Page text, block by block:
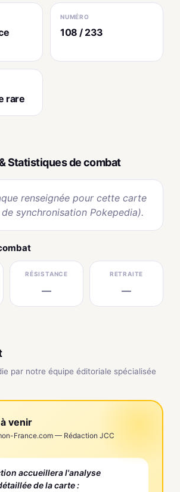
NUMÉRO
108 / 233
rare
Statistiques de combat
renseignée pour cette carte
synchronisation Pokepedia).
RÉSISTANCE
—
RETRAITE
—
par notre équipe éditoriale spécialisée
venir
France.com — Rédaction JCC
accueillera l'analyse
de la carte :